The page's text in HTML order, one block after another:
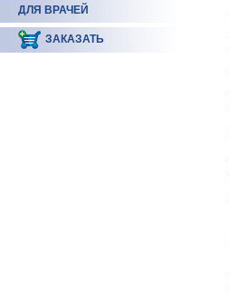
ДЛЯ ВРАЧЕЙ
ЗАКАЗАТЬ